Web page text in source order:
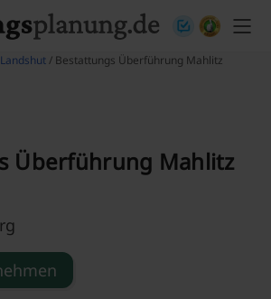
/ Bestattungs Überführung Mahlitz
Überführung Mahlitz